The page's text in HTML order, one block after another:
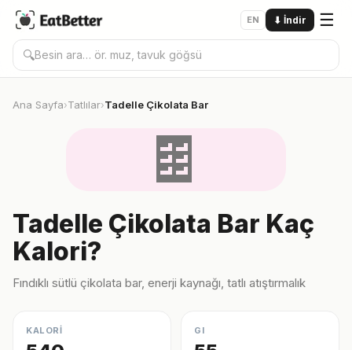
EN ⬇ İndir ☰
🔍
Ana Sayfa›Tatlılar›Tadelle Çikolata Bar
🍫
Tadelle Çikolata Bar Kaç
Kalori?
Fındıklı sütlü çikolata bar, enerji kaynağı, tatlı atıştırmalık
KALORİ GI